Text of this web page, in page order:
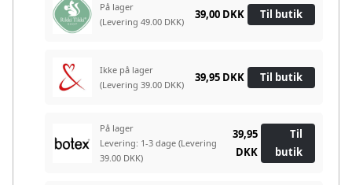
På lager
(Levering 49.00 DKK)
39,00 DKK Til butik
Ikke på lager
(Levering 39.00 DKK)
39,95 DKK Til butik
På lager
Levering: 1-3 dage (Levering
39.00 DKK)
39,95
DKK
Til
butik